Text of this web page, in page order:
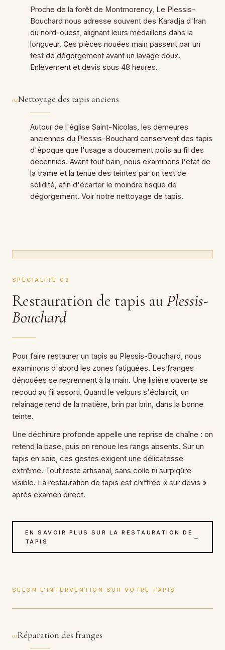
Proche de la forêt de Montmorency, Le Plessis-
Bouchard nous adresse souvent des Karadja d'Iran
du nord-ouest, alignant leurs médaillons dans la
longueur. Ces pièces nouées main passent par un
test de dégorgement avant un lavage doux.
Enlèvement et devis sous 48 heures.
04Nettoyage des tapis anciens
Autour de l'église Saint-Nicolas, les demeures
anciennes du Plessis-Bouchard conservent des tapis
d'époque que l'usage a doucement polis au fil des
décennies. Avant tout bain, nous examinons l'état de
la trame et la tenue des teintes par un test de
solidité, afin d'écarter le moindre risque de
dégorgement. Voir notre nettoyage de tapis.
SPÉCIALITÉ 02
Restauration de tapis auPlessis-
Bouchard
Pour faire restaurer un tapis au Plessis-Bouchard, nous
examinons d'abord les zones fatiguées. Les franges
dénouées se reprennent à la main. Une lisière ouverte se
recoud au fil assorti. Quand le velours s'éclaircit, un
relainage rend de la matière, brin par brin, dans la bonne
teinte.
Une déchirure profonde appelle une reprise de chaîne : on
retend la base, puis on renoue les rangs absents. Sur un
tapis en soie, ces gestes exigent une délicatesse
extrême. Tout reste artisanal, sans colle ni surpiqûre
visible. La restauration de tapis est chiffrée « sur devis »
après examen direct.
EN SAVOIR PLUS SUR LA RESTAURATION DE
TAPIS
→
SELON L'INTERVENTION SUR VOTRE TAPIS
01Réparation des franges